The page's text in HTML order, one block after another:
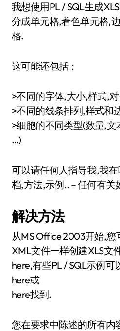
我想使用PL / SQL生成
分成单元格,着色单元格,
格.
这可能还包括：
>不同的字体,大小,样式,
>不同的线条排列,样式和
>细胞的不同类型(数量,
…)
可以请任何人指导我,我
档,方法,示例.. – 任何有关
解决方法
从MS Office 2003开始,您
XML文件一样创建XLS文
here,有些PL / SQL示例可
here或
here找到.
您在要求中陈述的所有内